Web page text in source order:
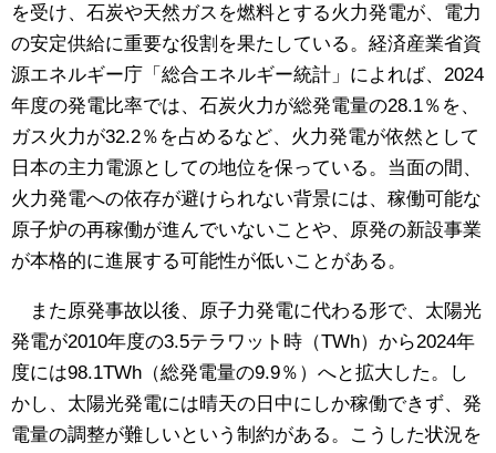
を受け、石炭や天然ガスを燃料とする火力発電が、電力
の安定供給に重要な役割を果たしている。経済産業省資
源エネルギー庁「総合エネルギー統計」によれば、2024
年度の発電比率では、石炭火力が総発電量の28.1％を、
ガス火力が32.2％を占めるなど、火力発電が依然として
日本の主力電源としての地位を保っている。当面の間、
火力発電への依存が避けられない背景には、稼働可能な
原子炉の再稼働が進んでいないことや、原発の新設事業
が本格的に進展する可能性が低いことがある。
また原発事故以後、原子力発電に代わる形で、太陽光
発電が2010年度の3.5テラワット時（TWh）から2024年
度には98.1TWh（総発電量の9.9％）へと拡大した。し
かし、太陽光発電には晴天の日中にしか稼働できず、発
電量の調整が難しいという制約がある。こうした状況を